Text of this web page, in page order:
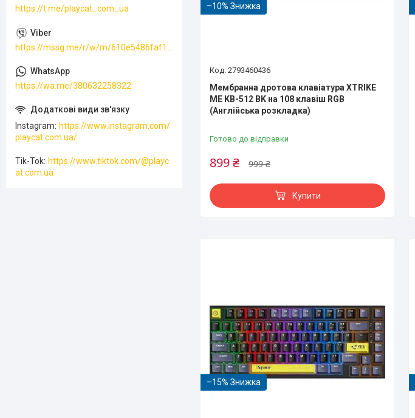
–10%
2793460436
Мембранна дротова клавіатура XTRIKE
ME KB-512 BK на 108 клавіш RGB
(Англійська розкладка)
Готово до відправки
999 ₴
899 ₴
Купити
–15%
https://t.me/playcat_com_ua
https://mssg.me/r/w/m/610e5486faf13f001ffc23dc
https://wa.me/380632258322
Instagram
https://www.instagram.com/
playcat.com.ua/
Tik-Tok https://www.tiktok.com/@playc
at.com.ua